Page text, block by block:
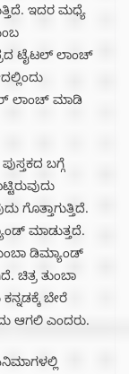
ಇದರ ಮಧ್ಯೆ
ಟೈಟಲ್ ಲಾಂಚ್
ಲಾಂಚ್ ಮಾಡಿ
ಬಗ್ಗೆ
ಗೊತ್ತಾಗುತ್ತಿದೆ.
ಮಾಡುತ್ತದೆ.
ಡಿಮ್ಯಾಂಡ್
ಚಿತ್ರ ತುಂಬಾ
ಬೇರೆ
ಆಗಲಿ ಎಂದರು.